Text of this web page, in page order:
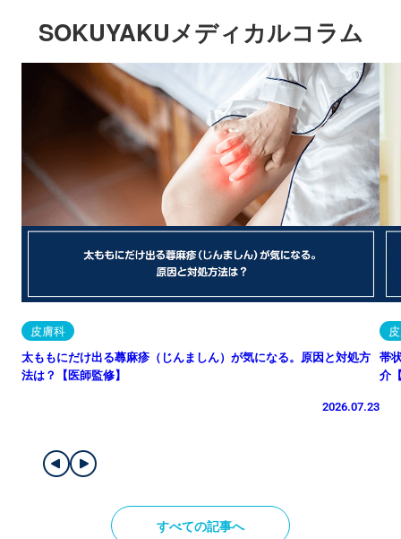
SOKUYAKUメディカルコラム
皮膚科
太ももにだけ出る蕁麻疹（じんましん）が気になる。原因と対処方
法は？【医師監修】
2026.07.23
帯
介
すべての記事へ